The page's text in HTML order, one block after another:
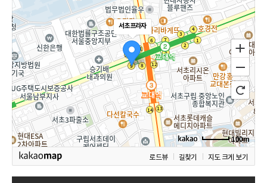
서초프라자
100m
로드뷰 길찾기 지도 크게 보기